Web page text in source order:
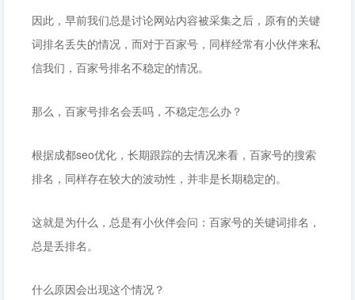
因此，早前我们总是讨论网站内容被采集之后，原有的关键
词排名丢失的情况，而对于百家号，同样经常有小伙伴来私
信我们，百家号排名不稳定的情况。
那么，百家号排名会丢吗，不稳定怎么办？
根据成都seo优化，长期跟踪的去情况来看，百家号的搜索
排名，同样存在较大的波动性，并非是长期稳定的。
这就是为什么，总是有小伙伴会问：百家号的关键词排名，
总是丢排名。
什么原因会出现这个情况？